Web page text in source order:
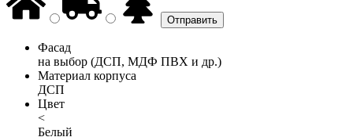
Фасад
на выбор (ДСП, МДФ ПВХ и др.)
Материал корпуса
ДСП
Цвет
<
Белый